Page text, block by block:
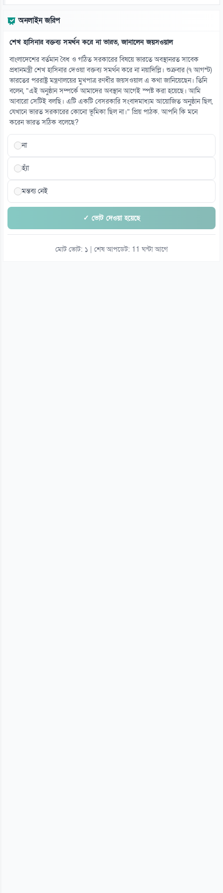
০৮ আগস্ট
১৪
নারীর পেট থেকে ৪ কেজি ৮০০ গ্রামের টিউমার অপসারণ
০৮ আগস্ট
১৫
আজই কি বিয়ে করছেন রোনালদো-জর্জিনা, জল্পনা তুঙ্গে
০৮ আগস্ট
অনলাইন জরিপ
শেখ হাসিনার বক্তব্য সমর্থন করে না ভারত, জানালেন জয়সওয়াল
বাংলাদেশের বর্তমান বৈধ ও গঠিত সরকারের বিষয়ে ভারতে অবস্থানরত সাবেক
প্রধানমন্ত্রী শেখ হাসিনার দেওয়া বক্তব্য সমর্থন করে না নয়াদিল্লি। শুক্রবার (৭ আগস্ট)
ভারতের পররাষ্ট্র মন্ত্রণালয়ের মুখপাত্র রণধীর জয়সওয়াল এ কথা জানিয়েছেন। তিনি
বলেন, “এই অনুষ্ঠান সম্পর্কে আমাদের অবস্থান আগেই স্পষ্ট করা হয়েছে। আমি
আবারো সেটিই বলছি। এটি একটি বেসরকারি সংবাদমাধ্যম আয়োজিত অনুষ্ঠান ছিল,
যেখানে ভারত সরকারের কোনো ভূমিকা ছিল না।” প্রিয় পাঠক. আপনি কি মনে
করেন ভারত সঠিক বলেছে?
না
হ্যাঁ
মন্তব্য নেই
✓ ভোট দেওয়া হয়েছে
মোট ভোট: ১ | শেষ আপডেট: 11 ঘন্টা আগে